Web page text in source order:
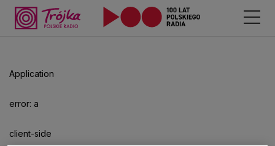
Application
error: a
client-side